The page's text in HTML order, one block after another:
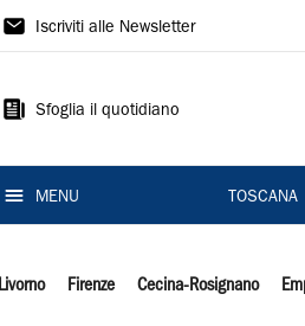
Il
Iscriviti alle Newsletter
Sfoglia il quotidiano
MENU TOSCANA
Livorno Firenze Cecina-Rosignano